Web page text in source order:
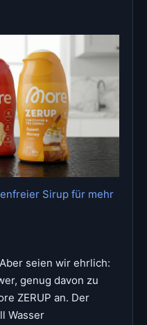
Sirup für mehr
seien wir ehrlich:
genug davon zu
ZERUP an. Der
Wasser